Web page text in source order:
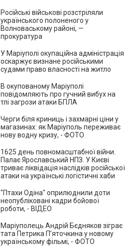
Російські військові розстріляли
українського полоненого у
Волноваському районі, —
прокуратура
У Маріуполі окупаційна адміністрація
оскаржує визнане російськими
судами право власності на житло
В окупованому Маріуполі
повідомляють про гучний вибух на
тлі загрози атаки БПЛА
Черги біля криниць і захмарні ціни у
магазинах: як Маріуполь переживає
нову водну кризу, - ФОТО
1625 день повномасштабної війни.
Палає Ярославський НПЗ. У Києві
триває ліквідація наслідків російської
атаки на українські логістичні хаби
"Птахи Одіна" оприлюднили доти
неопубліковані кадри бойової
роботи, - ВІДЕО
Маріуполець Андрій Бєдняков зіграє
тата Петрика П’яточкина у новому
українському фільмі, - ФОТО